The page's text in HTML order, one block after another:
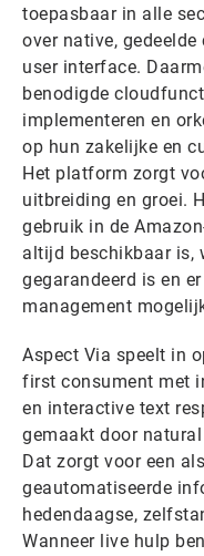
toepasbaar in alle
over native,
user interface.
benodigde
implementeren en
op hun zakelijke en
Het platform zorgt
uitbreiding en groei.
gebruik in de
altijd beschikbaar is,
gegarandeerd is en
management
Aspect Via speelt in
first consument met
en interactive text
gemaakt door
Dat zorgt voor een
geautomatiseerde
hedendaagse,
Wanneer live hulp